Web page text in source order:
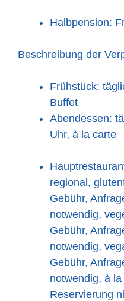
Halbpension:
Beschreibung der
Frühstück:
Buffet
Abendessen:
Uhr, à la carte
regional,
Gebühr,
notwendig,
Gebühr,
notwendig,
Gebühr,
notwendig, à
Reservierung